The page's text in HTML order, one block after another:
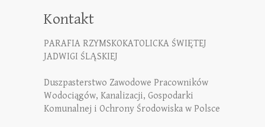
Kontakt
PARAFIA RZYMSKOKATOLICKA ŚWIĘTEJ
JADWIGI ŚLĄSKIEJ
Duszpasterstwo Zawodowe Pracowników
Wodociągów, Kanalizacji, Gospodarki
Komunalnej i Ochrony Środowiska w Polsce